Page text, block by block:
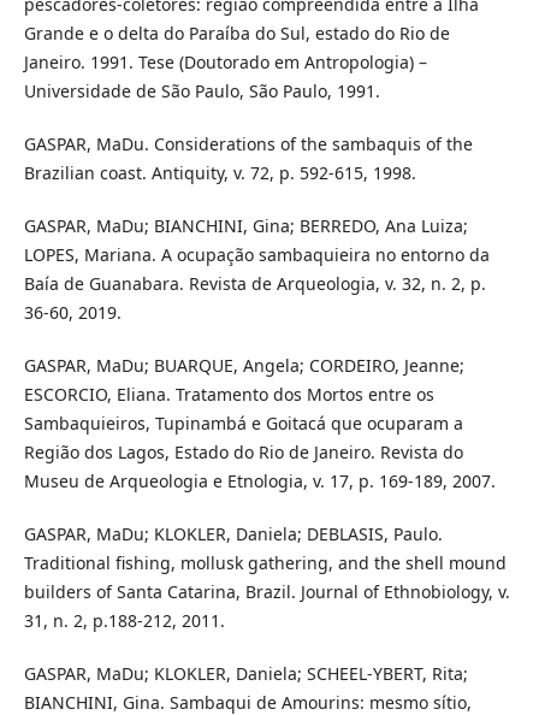
Grande e o delta do Paraíba do Sul, estado do Rio de
Janeiro. 1991. Tese (Doutorado em Antropologia) –
Universidade de São Paulo, São Paulo, 1991.
GASPAR, MaDu. Considerations of the sambaquis of the
Brazilian coast. Antiquity, v. 72, p. 592-615, 1998.
GASPAR, MaDu; BIANCHINI, Gina; BERREDO, Ana Luiza;
LOPES, Mariana. A ocupação sambaquieira no entorno da
Baía de Guanabara. Revista de Arqueologia, v. 32, n. 2, p.
36-60, 2019.
GASPAR, MaDu; BUARQUE, Angela; CORDEIRO, Jeanne;
ESCORCIO, Eliana. Tratamento dos Mortos entre os
Sambaquieiros, Tupinambá e Goitacá que ocuparam a
Região dos Lagos, Estado do Rio de Janeiro. Revista do
Museu de Arqueologia e Etnologia, v. 17, p. 169-189, 2007.
GASPAR, MaDu; KLOKLER, Daniela; DEBLASIS, Paulo.
Traditional fishing, mollusk gathering, and the shell mound
builders of Santa Catarina, Brazil. Journal of Ethnobiology, v.
31, n. 2, p.188-212, 2011.
GASPAR, MaDu; KLOKLER, Daniela; SCHEEL-YBERT, Rita;
BIANCHINI, Gina. Sambaqui de Amourins: mesmo sítio,